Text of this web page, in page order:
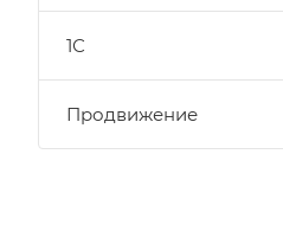
1С
Продвижение